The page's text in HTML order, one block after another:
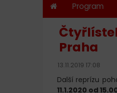
Program
Praha
13.11.2019 17:08
Další reprízu
11.1.2020 od